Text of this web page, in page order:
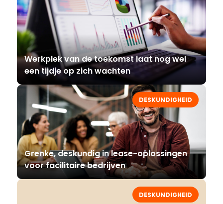
Werkplek van de toekomst laat nog wel
een tijdje op zich wachten
DESKUNDIGHEID
Grenke, deskundig in lease-oplossingen
voor facilitaire bedrijven
DESKUNDIGHEID